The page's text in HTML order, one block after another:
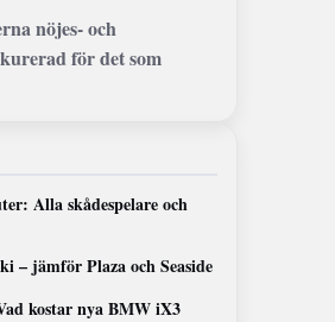
nöjes- och
för det som
Alla skådespelare och
– jämför Plaza och Seaside
kostar nya BMW iX3